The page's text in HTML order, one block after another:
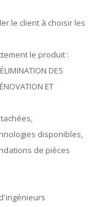
le client à choisir les
le produit :
DES
ET
disponibles,
de pièces